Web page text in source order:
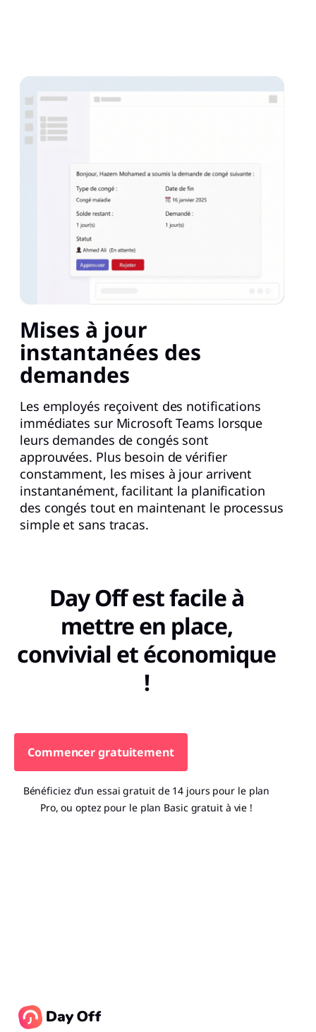
Mises à jour
instantanées des
demandes
Les employés reçoivent des notifications
immédiates sur Microsoft Teams lorsque
leurs demandes de congés sont
approuvées. Plus besoin de vérifier
constamment, les mises à jour arrivent
instantanément, facilitant la planification
des congés tout en maintenant le processus
simple et sans tracas.
Day Off est facile à
mettre en place,
convivial et économique
!
Commencer gratuitement
Bénéficiez d’un essai gratuit de 14 jours pour le plan
Pro, ou optez pour le plan Basic gratuit à vie !